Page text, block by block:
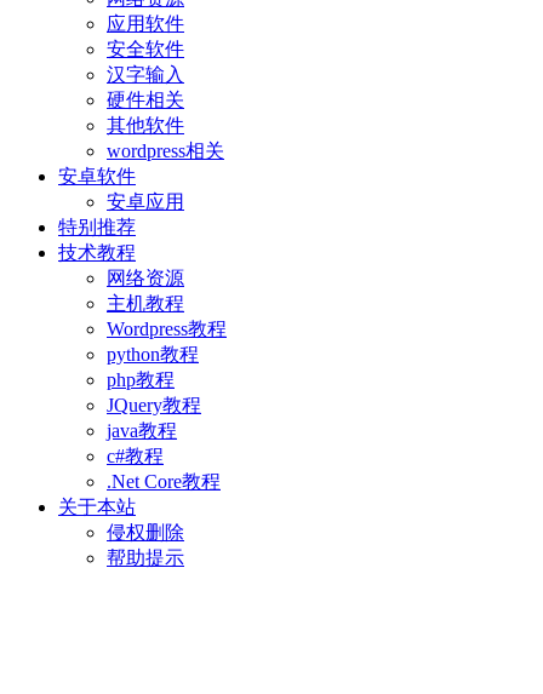
应用软件
安全软件
汉字输入
硬件相关
其他软件
wordpress相关
安卓软件
安卓应用
特别推荐
技术教程
网络资源
主机教程
Wordpress教程
python教程
php教程
JQuery教程
java教程
c#教程
.Net Core教程
关于本站
侵权删除
帮助提示